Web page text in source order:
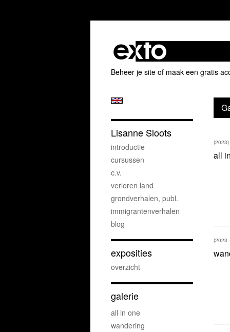
Beheer je site of maak een gratis
all
(2023)
(2023
Lisanne Sloots
introductie
cursussen
c.v.
verloren land
grondverhalen, publ.
immigrantenverhalen
blog
exposities
overzicht
galerie
all in one
wandering